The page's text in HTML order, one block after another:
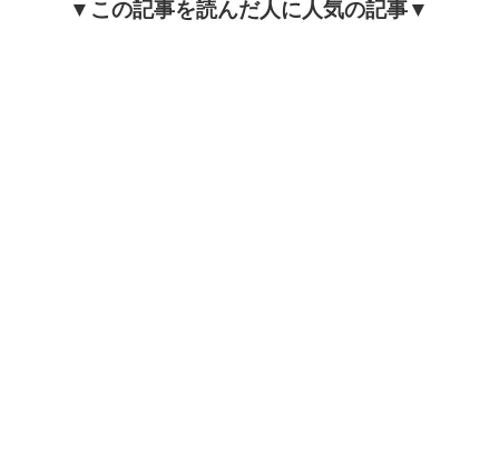
▼この記事を読んだ人に人気の記事▼